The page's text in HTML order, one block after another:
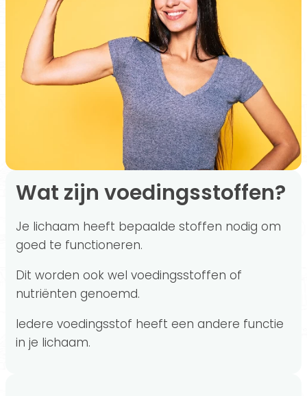
Wat kun je doen om tekorten te voorkomen?
Zijn supplementen nodig?
Voorkom tekorten met op maat gemaakt voedingsadvies
Wat zijn voedingsstoffen?
Je lichaam heeft bepaalde stoffen nodig om
goed te functioneren.
Dit worden ook wel voedingsstoffen of
nutriënten genoemd.
Iedere voedingsstof heeft een andere functie
in je lichaam.